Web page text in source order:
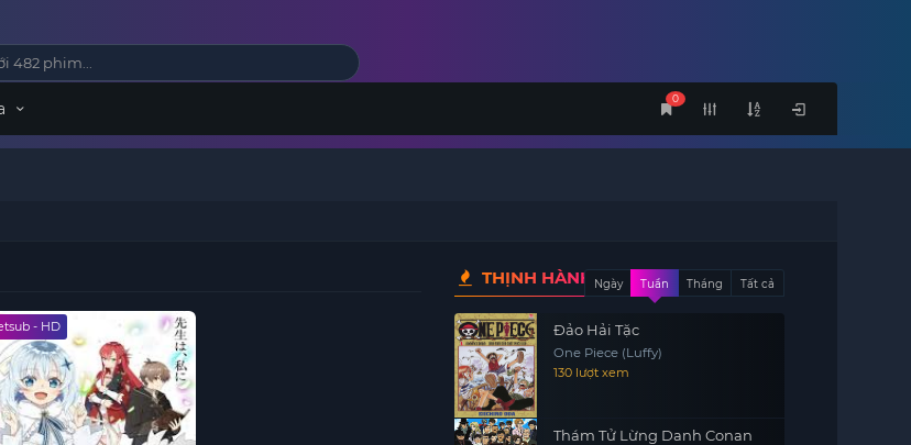
0
- HD
THỊNH HÀNHNgày Tuần Tháng Tất cả
Đảo Hải Tặc
One Piece (Luffy)
130 lượt xem
Thám Tử Lừng Danh Conan